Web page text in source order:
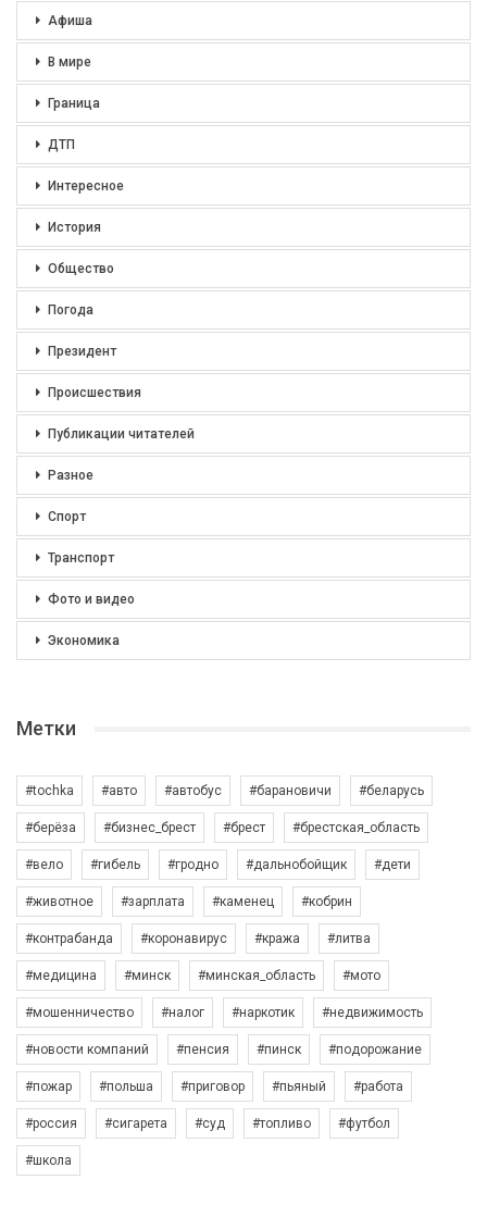
Афиша
В мире
Граница
ДТП
Интересное
История
Общество
Погода
Президент
Происшествия
Публикации читателей
Разное
Спорт
Транспорт
Фото и видео
Экономика
Метки
#tochka #авто #автобус #барановичи #беларусь
#берёза #бизнес_брест #брест #брестская_область
#вело #гибель #гродно #дальнобойщик #дети
#животное #зарплата #каменец #кобрин
#контрабанда #коронавирус #кража #литва
#медицина #минск #минская_область #мото
#мошенничество #налог #наркотик #недвижимость
#новости компаний #пенсия #пинск #подорожание
#пожар #польша #приговор #пьяный #работа
#россия #сигарета #суд #топливо #футбол
#школа